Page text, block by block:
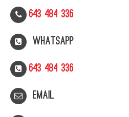
643 484 336
WhatsApp
643 484 336
Email